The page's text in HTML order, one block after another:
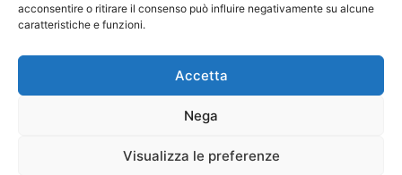
acconsentire o ritirare il consenso può influire negativamente su alcune
caratteristiche e funzioni.
Accetta
Nega
Visualizza le preferenze